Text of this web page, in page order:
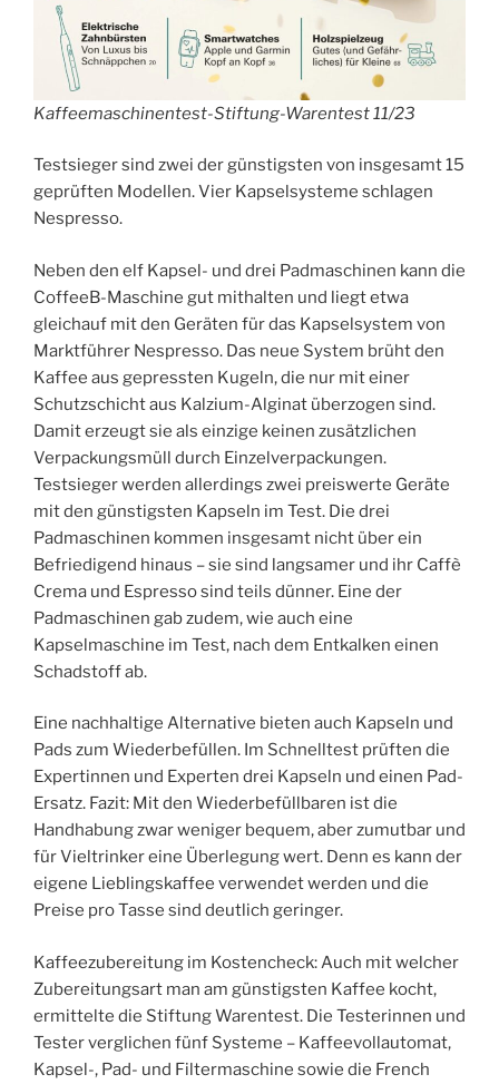
Kaffeemaschinentest-Stiftung-Warentest 11/23
Testsieger sind zwei der günstigsten von insgesamt 15
geprüften Modellen. Vier Kapselsysteme schlagen
Nespresso.
Neben den elf Kapsel- und drei Padmaschinen kann die
CoffeeB-Maschine gut mithalten und liegt etwa
gleichauf mit den Geräten für das Kapselsystem von
Marktführer Nespresso. Das neue System brüht den
Kaffee aus gepressten Kugeln, die nur mit einer
Schutzschicht aus Kalzium-Alginat überzogen sind.
Damit erzeugt sie als einzige keinen zusätzlichen
Verpackungsmüll durch Einzelverpackungen.
Testsieger werden allerdings zwei preiswerte Geräte
mit den günstigsten Kapseln im Test. Die drei
Padmaschinen kommen insgesamt nicht über ein
Befriedigend hinaus – sie sind langsamer und ihr Caffè
Crema und Espresso sind teils dünner. Eine der
Padmaschinen gab zudem, wie auch eine
Kapselmaschine im Test, nach dem Entkalken einen
Schadstoff ab.
Eine nachhaltige Alternative bieten auch Kapseln und
Pads zum Wiederbefüllen. Im Schnelltest prüften die
Expertinnen und Experten drei Kapseln und einen Pad-
Ersatz. Fazit: Mit den Wiederbefüllbaren ist die
Handhabung zwar weniger bequem, aber zumutbar und
für Vieltrinker eine Überlegung wert. Denn es kann der
eigene Lieblingskaffee verwendet werden und die
Preise pro Tasse sind deutlich geringer.
Kaffeezubereitung im Kostencheck: Auch mit welcher
Zubereitungsart man am günstigsten Kaffee kocht,
ermittelte die Stiftung Warentest. Die Testerinnen und
Tester verglichen fünf Systeme – Kaffeevollautomat,
Kapsel-, Pad- und Filtermaschine sowie die French